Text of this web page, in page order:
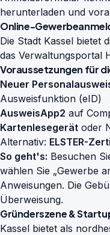
herunterladen und
Online-
Die Stadt Kassel bietet
das Verwaltungsportal
Voraussetzungen für
Neuer
Ausweisfunktion (eID)
AusweisApp2 auf
Kartenlesegerät oder
Alternativ: ELSTER-
So geht's: Besuchen
wählen Sie „Gewerbe
Anweisungen. Die
Überweisung.
Gründerszene &
Kassel bietet als